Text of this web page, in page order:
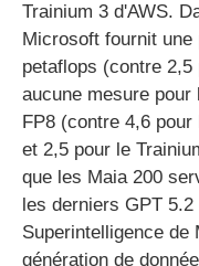
Trainium 3 d'AWS.
Microsoft fournit
petaflops (contre
aucune mesure
FP8 (contre 4,6 pour
et 2,5 pour le
que les Maia 200
les derniers GPT
Superintelligence
génération de